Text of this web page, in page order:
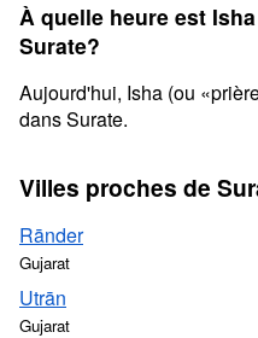
À quelle heure est
Surate?
Aujourd'hui, Isha (ou
dans Surate.
Villes proches de
Rānder
Gujarat
Utrān
Gujarat